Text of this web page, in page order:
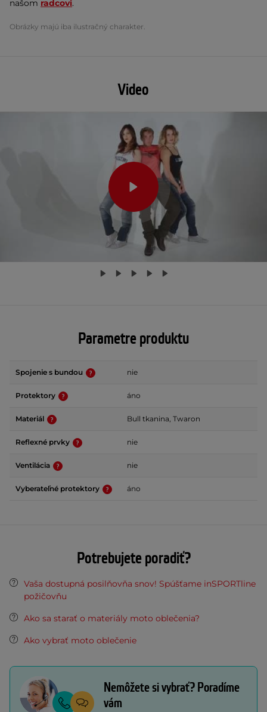
našom radcovi.
Obrázky majú iba ilustračný charakter.
Video
Parametre produktu
Spojenie s bundou nie
Protektory áno
Materiál Bull tkanina, Twaron
Reflexné prvky nie
Ventilácia nie
Vyberateľné protektory áno
Potrebujete poradiť?
Vaša dostupná posilňovňa snov! Spúšťame inSPORTline
požičovňu
Ako sa starať o materiály moto oblečenia?
Ako vybrať moto oblečenie
Nemôžete si vybrať? Poradíme
vám